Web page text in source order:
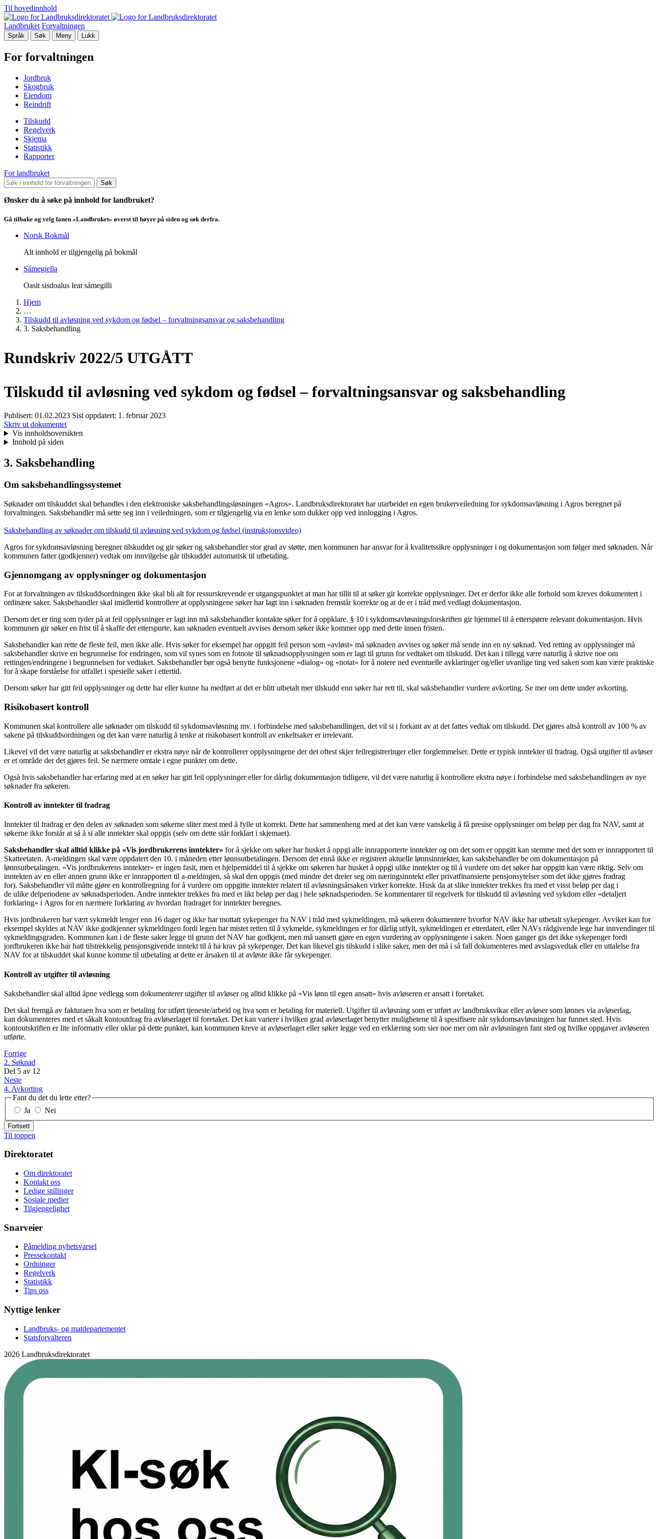
Til hovedinnhold
Landbruket Forvaltningen
Språk Søk Meny Lukk
For forvaltningen
Jordbruk
Skogbruk
Eiendom
Reindrift
Tilskudd
Regelverk
Skjema
Statistikk
Rapporter
For landbruket
Søk
Ønsker du å søke på innhold for landbruket?
Gå tilbake og velg fanen «Landbruket» øverst til høyre på siden og søk derfra.
Norsk Bokmål
Alt innhold er tilgjengelig på bokmål
Sámegiella
Oasit sisdoalus leat sámegilli
Hjem
…
Tilskudd til avløsning ved sykdom og fødsel – forvaltningsansvar og saksbehandling
3. Saksbehandling
Rundskriv 2022/5 UTGÅTT
Tilskudd til avløsning ved sykdom og fødsel – forvaltningsansvar og saksbehandling
Publisert: 01.02.2023 Sist oppdatert: 1. februar 2023
Skriv ut dokumentet
Vis innholdsoversikten
Innhold på siden
3. Saksbehandling
Om saksbehandlingssystemet
Søknader om tilskuddet skal behandles i den elektroniske saksbehandlingsløsningen «Agros». Landbruksdirektoratet har utarbeidet en egen brukerveiledning for sykdomsavløsning i Agros beregnet på
forvaltningen. Saksbehandler må sette seg inn i veiledningen, som er tilgjengelig via en lenke som dukker opp ved innlogging i Agros.
Saksbehandling av søknader om tilskudd til avløsning ved sykdom og fødsel (instruksjonsvideo)
Agros for sykdomsavløsning beregner tilskuddet og gir søker og saksbehandler stor grad av støtte, men kommunen har ansvar for å kvalitetssikre opplysninger i og dokumentasjon som følger med søknaden. Når
kommunen fatter (godkjenner) vedtak om innvilgelse går tilskuddet automatisk til utbetaling.
Gjennomgang av opplysninger og dokumentasjon
For at forvaltningen av tilskuddsordningen ikke skal bli alt for ressurskrevende er utgangspunktet at man har tillit til at søker gir korrekte opplysninger. Det er derfor ikke alle forhold som kreves dokumentert i
ordinære saker. Saksbehandler skal imidlertid kontrollere at opplysningene søker har lagt inn i søknaden fremstår korrekte og at de er i tråd med vedlagt dokumentasjon.
Dersom det er ting som tyder på at feil opplysninger er lagt inn må saksbehandler kontakte søker for å oppklare. § 10 i sykdomsavløsningsforskriften gir hjemmel til å etterspørre relevant dokumentasjon. Hvis
kommunen gir søker en frist til å skaffe det etterspurte, kan søknaden eventuelt avvises dersom søker ikke kommer opp med dette innen fristen.
Saksbehandler kan rette de fleste feil, men ikke alle. Hvis søker for eksempel har oppgitt feil person som «avløst» må søknaden avvises og søker må sende inn en ny søknad. Ved retting av opplysninger må
saksbehandler skrive en begrunnelse for endringen, som vil synes som en fotnote til søknadsopplysningen som er lagt til grunn for vedtaket om tilskudd. Det kan i tillegg være naturlig å skrive noe om
rettingen/endringene i begrunnelsen for vedtaket. Saksbehandler bør også benytte funksjonene «dialog» og «notat» for å notere ned eventuelle avklaringer og/eller uvanlige ting ved saken som kan være praktiske
for å skape forståelse for utfallet i spesielle saker i ettertid.
Dersom søker har gitt feil opplysninger og dette har eller kunne ha medført at det er blitt utbetalt mer tilskudd enn søker har rett til, skal saksbehandler vurdere avkorting. Se mer om dette under avkorting.
Risikobasert kontroll
Kommunen skal kontrollere alle søknader om tilskudd til sykdomsavløsning mv. i forbindelse med saksbehandlingen, det vil si i forkant av at det fattes vedtak om tilskudd. Det gjøres altså kontroll av 100 % av
sakene på tilskuddsordningen og det kan være naturlig å tenke at risikobasert kontroll av enkeltsaker er irrelevant.
Likevel vil det være naturlig at saksbehandler er ekstra nøye når de kontrollerer opplysningene der det oftest skjer feilregistreringer eller forglemmelser. Dette er typisk inntekter til fradrag. Også utgifter til avløser
er et område der det gjøres feil. Se nærmere omtale i egne punkter om dette.
Også hvis saksbehandler har erfaring med at en søker har gitt feil opplysninger eller for dårlig dokumentasjon tidligere, vil det være naturlig å kontrollere ekstra nøye i forbindelse med saksbehandlingen av nye
søknader fra søkeren.
Kontroll av inntekter til fradrag
Inntekter til fradrag er den delen av søknaden som søkerne sliter mest med å fylle ut korrekt. Dette har sammenheng med at det kan være vanskelig å få presise opplysninger om beløp per dag fra NAV, samt at
søkerne ikke forstår at så å si alle inntekter skal oppgis (selv om dette står forklart i skjemaet).
Saksbehandler skal alltid klikke på «Vis jordbrukerens inntekter» for å sjekke om søker har husket å oppgi alle innrapporterte inntekter og om det som er oppgitt kan stemme med det som er innrapportert til
Skatteetaten. A-meldingen skal være oppdatert den 10. i måneden etter lønnsutbetalingen. Dersom det ennå ikke er registrert aktuelle lønnsinntekter, kan saksbehandler be om dokumentasjon på
lønnsutbetalingen. «Vis jordbrukerens inntekter» er ingen fasit, men et hjelpemiddel til å sjekke om søkeren har husket å oppgi ulike inntekter og til å vurdere om det søker har oppgitt kan være riktig. Selv om
inntekten av en eller annen grunn ikke er innrapportert til a-meldingen, så skal den oppgis (med mindre det dreier seg om næringsinntekt eller privatfinansierte pensjonsytelser som det ikke gjøres fradrag
for). Saksbehandler vil måtte gjøre en kontrollregning for å vurdere om oppgitte inntekter relatert til avløsningsårsaken virker korrekte. Husk da at slike inntekter trekkes fra med et visst beløp per dag i
de ulike delperiodene av søknadsperioden. Andre inntekter trekkes fra med et likt beløp per dag i hele søknadsperioden. Se kommentarer til regelverk for tilskudd til avløsning ved sykdom eller «detaljert
forklaring» i Agros for en nærmere forklaring av hvordan fradraget for inntekter beregnes.
Hvis jordbrukeren har vært sykmeldt lenger enn 16 dager og ikke har mottatt sykepenger fra NAV i tråd med sykmeldingen, må søkeren dokumentere hvorfor NAV ikke har utbetalt sykepenger. Avviket kan for
eksempel skyldes at NAV ikke godkjenner sykmeldingen fordi legen har mistet retten til å sykmelde, sykmeldingen er for dårlig utfylt, sykmeldingen er etterdatert, eller NAVs rådgivende lege har innvendinger til
sykmeldingsgraden. Kommunen kan i de fleste saker legge til grunn det NAV har godkjent, men må uansett gjøre en egen vurdering av opplysningene i saken. Noen ganger gis det ikke sykepenger fordi
jordbrukeren ikke har hatt tilstrekkelig pensjonsgivende inntekt til å ha krav på sykepenger. Det kan likevel gis tilskudd i slike saker, men det må i så fall dokumenteres med avslagsvedtak eller en uttalelse fra
NAV for at tilskuddet skal kunne komme til utbetaling at dette er årsaken til at avløste ikke får sykepenger.
Kontroll av utgifter til avløsning
Saksbehandler skal alltid åpne vedlegg som dokumenterer utgifter til avløser og alltid klikke på «Vis lønn til egen ansatt» hvis avløseren er ansatt i foretaket.
Det skal fremgå av fakturaen hva som er betaling for utført tjeneste/arbeid og hva som er betaling for materiell. Utgifter til avløsning som er utført av landbruksvikar eller avløser som lønnes via avløserlag,
kan dokumenteres med et såkalt kontoutdrag fra avløserlaget til foretaket. Det kan variere i hvilken grad avløserlaget benytter mulighetene til å spesifisere når sykdomsavløsningen har funnet sted. Hvis
kontoutskriften er lite informativ eller uklar på dette punktet, kan kommunen kreve at avløserlaget eller søker legge ved en erklæring som sier noe mer om når avløsningen fant sted og hvilke oppgaver avløseren
utførte.
Forrige
2. Søknad
Del 5 av 12
Neste
4. Avkorting
Fant du det du lette etter?
Ja
Nei
Fortsett
Til toppen
Direktoratet
Om direktoratet
Kontakt oss
Ledige stillinger
Sosiale medier
Tilgjengelighet
Snarveier
Påmelding nyhetsvarsel
Pressekontakt
Ordninger
Regelverk
Statistikk
Tips oss
Nyttige lenker
Landbruks- og matdepartementet
Statsforvalteren
2026 Landbruksdirektoratet